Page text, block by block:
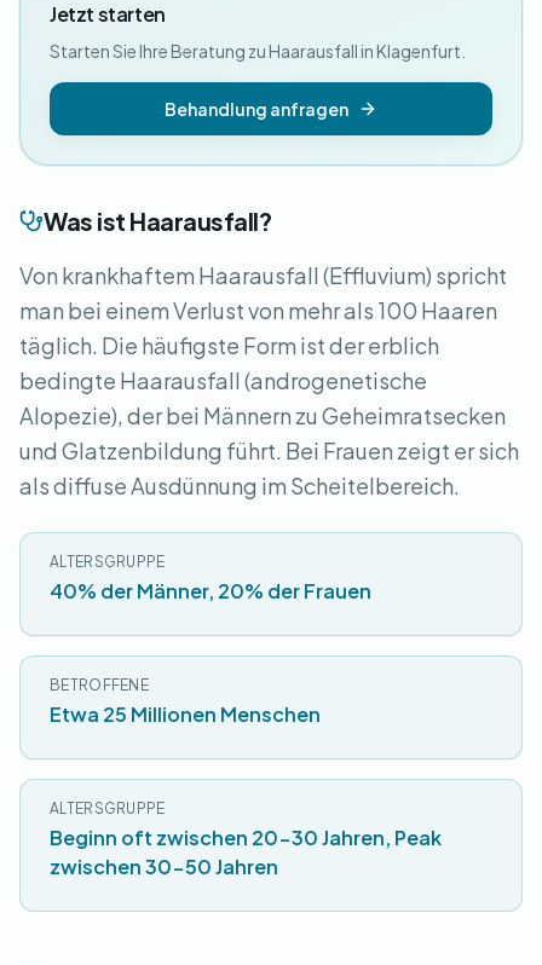
Was ist Haarausfall?
Von krankhaftem Haarausfall (Effluvium) spricht
man bei einem Verlust von mehr als 100 Haaren
täglich. Die häufigste Form ist der erblich
bedingte Haarausfall (androgenetische
Alopezie), der bei Männern zu Geheimratsecken
und Glatzenbildung führt. Bei Frauen zeigt er sich
als diffuse Ausdünnung im Scheitelbereich.
ALTERSGRUPPE
40% der Männer, 20% der Frauen
BETROFFENE
Etwa 25 Millionen Menschen
ALTERSGRUPPE
Beginn oft zwischen 20-30 Jahren, Peak
zwischen 30-50 Jahren
Jetzt starten
Starten Sie Ihre Beratung zu Haarausfall in Klagenfurt.
Behandlung anfragen